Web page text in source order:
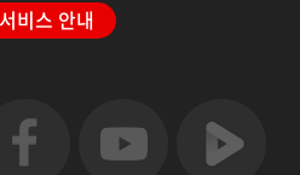
비스 안내